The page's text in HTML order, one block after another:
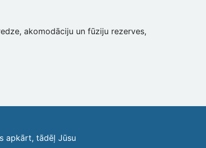
akomodāciju un fūziju rezerves,
apkārt, tādēļ Jūsu